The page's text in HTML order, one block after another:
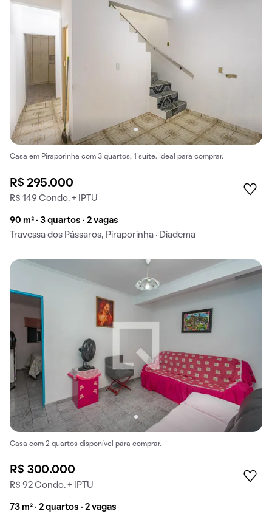
Casa em Piraporinha com 3 quartos, 1 suíte. Ideal para comprar.
R$ 295.000
R$ 149 Condo. + IPTU
90 m² · 3 quartos · 2 vagas
Travessa dos Pássaros, Piraporinha · Diadema
Casa com 2 quartos disponível para comprar.
R$ 300.000
R$ 92 Condo. + IPTU
73 m² · 2 quartos · 2 vagas